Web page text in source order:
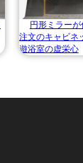
円形ミラー
注文のキャビネ
遊浴室の虚栄心